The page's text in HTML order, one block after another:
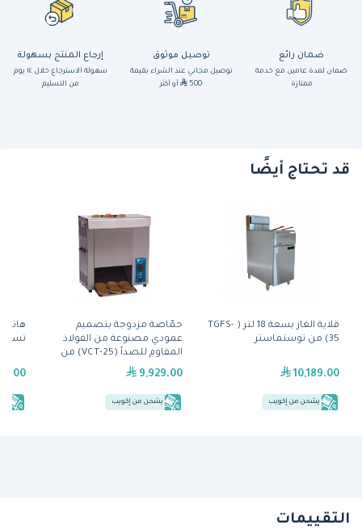
ضمان رائع
ضمان لمدة عامين مع خدمة
ممتازة
توصيل موثوق
توصيل مجاني عند الشراء بقيمة
500
أو أكثر
إرجاع المنتج بسهولة
سهولة الاسترجاع خلال ١٤ يوم
من التسليم
قد تحتاج أيضًا
قلاية الغاز بسعة 18 لتر ( TGFS-
35) من توستماستر
10,189.00
يشحن من إكويب
حمّاصة مزدوجة بتصميم
عمودي مصنوعة من الفولاذ
المقاوم للصدأ (VCT-25) من
آنتونز
9,929.00
يشحن من إكويب
التقييمات